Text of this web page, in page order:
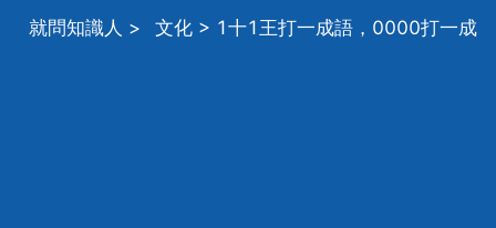
就問知識人 > 文化 > 1十1王打一成語，0000打一成